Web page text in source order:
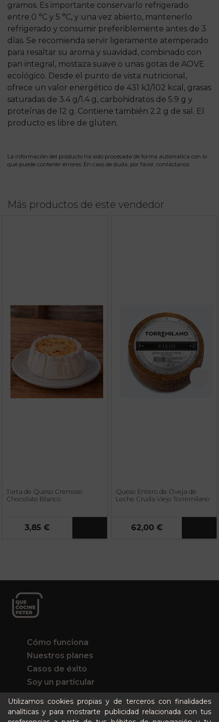
gramos. Es importante conservarlo refrigerado
entre 0 °C y 5 °C, y una vez abierto, mantenerlo
refrigerado y consumir preferiblemente antes de 3
días. Se recomienda servir ligeramente atemperado
para resaltar su aroma y suavidad, combinado con
pan integral, mostaza suave o unas gotas de AOVE
ecológico. Desde el punto de vista nutricional,
ofrece un valor energético de 431 kJ/102 kcal, grasas
saturadas de 3.4 g/1.4 g, carbohidratos de 5.9 g y
proteínas de 12 g. Contiene también 2.2 g de sal. El
producto es libre de gluten.
La información del producto ha sido procesada de forma automática con lo
que puede contener errores. En caso de duda, por favor, contáctanos
Más productos de este vendedor
Tarta de Queso Cremoso
Chocolate Blanco
3,85 €
Queso Entero de Oveja de
Leche Cruda Viejo Torremilano
62,00 €
Utilizamos cookies propias y de terceros con finalidades
analíticas y para mostrarte publicidad relacionada con tus
Cómo funciona
Nuestros planes
Casos de éxito
Soy un particular
Quién es Peter